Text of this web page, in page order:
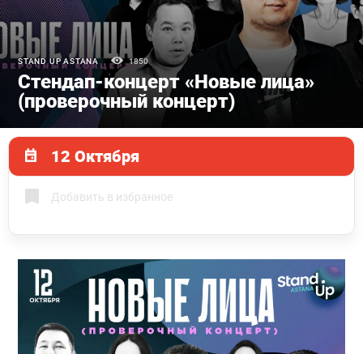
STAND UP ASTANA 1850
Стендап-концерт «Новые лица»
(проверочный концерт)
12 Октября
Добавить в избранное